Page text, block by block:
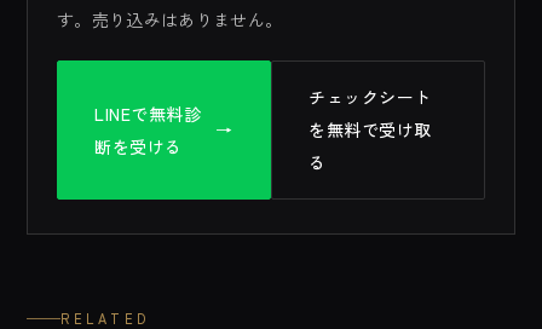
す。売り込みはありません。
LINEで無料診
断を受ける
→
チェックシート
を無料で受け取
る
RELATED